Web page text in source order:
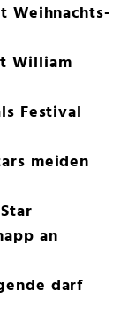
Weihnachts-
William
Festival
meiden
an
darf